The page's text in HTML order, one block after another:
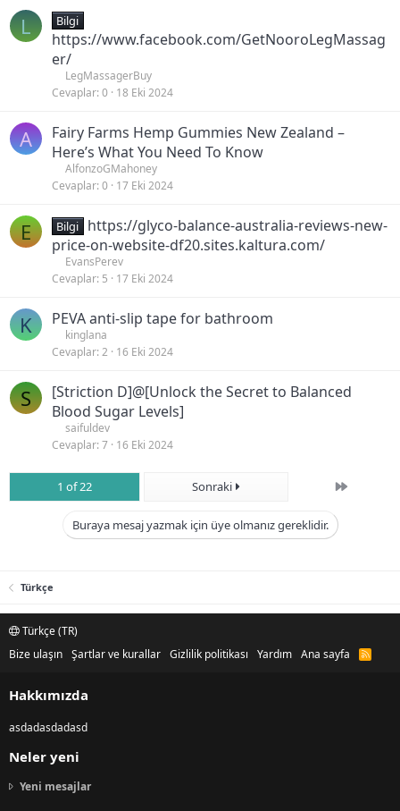
L Bilgi
https://www.facebook.com/GetNooroLegMassag
er/
LegMassagerBuy
Cevaplar 0 18 Eki 2024
A
Fairy Farms Hemp Gummies New Zealand –
Here’s What You Need To Know
AlfonzoGMahoney
Cevaplar 0 17 Eki 2024
E Bilgi
https://glyco-balance-australia-reviews-new-
price-on-website-df20.sites.kaltura.com/
EvansPerev
Cevaplar 5 17 Eki 2024
K PEVA anti-slip tape for bathroom
kinglana
Cevaplar 2 16 Eki 2024
S
[Striction D]@[Unlock the Secret to Balanced
Blood Sugar Levels]
saifuldev
Cevaplar 7 16 Eki 2024
1 of 22 Sonraki Son
Buraya mesaj yazmak için üye olmanız gereklidir.
Türkçe
Türkçe (TR)
Bize ulaşın Şartlar ve kurallar Gizlilik politikası Yardım Ana sayfa
R
Hakkımızda
asdadasdadasd
Neler yeni
Yeni mesajlar